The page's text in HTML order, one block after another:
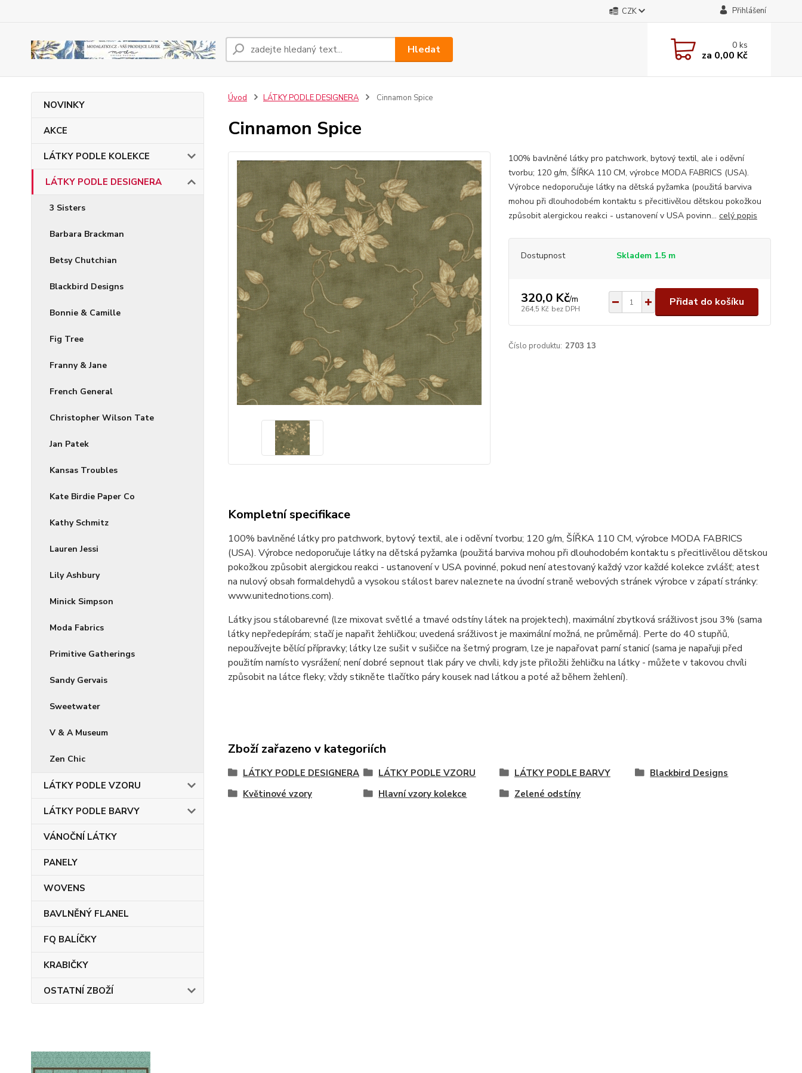
CZK Přihlášení
Hledat 0ks
za 0,00 Kč
NOVINKY
AKCE
LÁTKY PODLE KOLEKCE
LÁTKY PODLE DESIGNERA
3 Sisters
Barbara Brackman
Betsy Chutchian
Blackbird Designs
Bonnie & Camille
Fig Tree
Franny & Jane
French General
Christopher Wilson Tate
Jan Patek
Kansas Troubles
Kate Birdie Paper Co
Kathy Schmitz
Lauren Jessi
Lily Ashbury
Minick Simpson
Moda Fabrics
Primitive Gatherings
Sandy Gervais
Sweetwater
V & A Museum
Zen Chic
LÁTKY PODLE VZORU
LÁTKY PODLE BARVY
VÁNOČNÍ LÁTKY
PANELY
WOVENS
BAVLNĚNÝ FLANEL
FQ BALÍČKY
KRABIČKY
OSTATNÍ ZBOŽÍ
Úvod LÁTKY PODLE DESIGNERA Cinnamon Spice
Cinnamon Spice
100% bavlněné látky pro patchwork, bytový textil, ale i oděvní
tvorbu; 120 g/m, ŠÍŘKA 110 CM, výrobce MODA FABRICS (USA).
Výrobce nedoporučuje látky na dětská pyžamka (použitá barviva
mohou při dlouhodobém kontaktu s přecitlivělou dětskou pokožkou
způsobit alergickou reakci - ustanovení v USA povinn... celý popis
Dostupnost Skladem 1.5 m
320,0 Kč/m
264,5 Kč bez DPH
Přidat do košíku
Číslo produktu: 2703 13
Kompletní specifikace
100% bavlněné látky pro patchwork, bytový textil, ale i oděvní tvorbu; 120 g/m, ŠÍŘKA 110 CM, výrobce MODA FABRICS
(USA). Výrobce nedoporučuje látky na dětská pyžamka (použitá barviva mohou při dlouhodobém kontaktu s přecitlivělou dětskou
pokožkou způsobit alergickou reakci - ustanovení v USA povinné, pokud není atestovaný každý vzor každé kolekce zvlášť; atest
na nulový obsah formaldehydů a vysokou stálost barev naleznete na úvodní straně webových stránek výrobce v zápatí stránky:
www.unitednotions.com).
Látky jsou stálobarevné (lze mixovat světlé a tmavé odstíny látek na projektech), maximální zbytková srážlivost jsou 3% (sama
látky nepředepírám; stačí je napařit žehličkou; uvedená srážlivost je maximální možná, ne průměrná). Perte do 40 stupňů,
nepoužívejte bělící přípravky; látky lze sušit v sušičce na šetrný program, lze je napařovat parní stanicí (sama je napařuji před
použitím namísto vysrážení; není dobré sepnout tlak páry ve chvíli, kdy jste přiložili žehličku na látky - můžete v takovou chvíli
způsobit na látce fleky; vždy stikněte tlačítko páry kousek nad látkou a poté až během žehlení).
Zboží zařazeno v kategoriích
LÁTKY PODLE DESIGNERA LÁTKY PODLE VZORU LÁTKY PODLE BARVY
Blackbird Designs
Květinové vzory
Hlavní vzory kolekce Zelené odstíny